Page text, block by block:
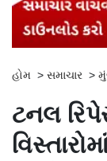
હોમ > સમાચાર >
ટનલ